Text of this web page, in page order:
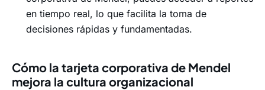
en tiempo real, lo que facilita la toma de
decisiones rápidas y fundamentadas.
Cómo la tarjeta corporativa de Mendel
mejora la cultura organizacional